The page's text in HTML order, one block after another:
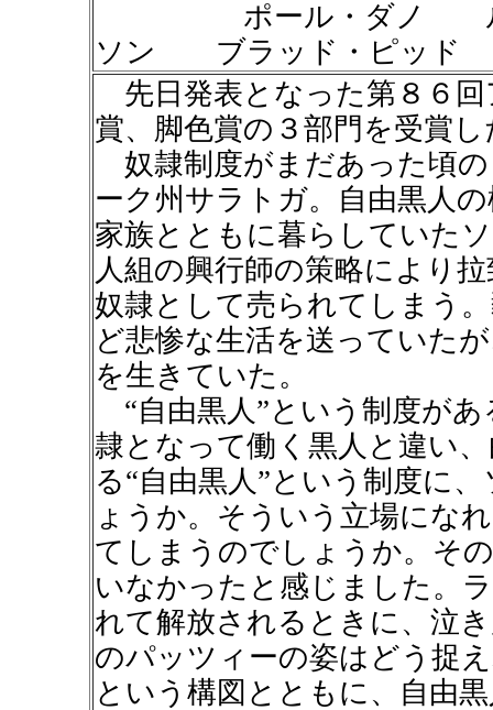
ポール・ダノ ルピ
ソン ブラッド・ピッド
先日発表となった第８６回
賞、脚色賞の３部門を受賞
奴隷制度がまだあった頃
ーク州サラトガ。自由黒人
家族とともに暮らしていた
人組の興行師の策略により
奴隷として売られてしまう
ど悲惨な生活を送っていた
を生きていた。
“自由黒人”という制度が
隷となって働く黒人と違い
る“自由黒人”という制度に
ょうか。そういう立場にな
てしまうのでしょうか。そ
いなかったと感じました。
れて解放されるときに、泣
のパッツィーの姿はどう捉
という構図とともに、自由